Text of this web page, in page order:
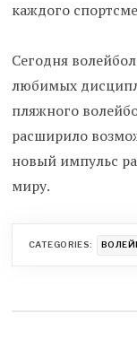
каждого
Сегодня
любимых
пляжного
расширило
новый импульс
миру.
CATEGORIES: